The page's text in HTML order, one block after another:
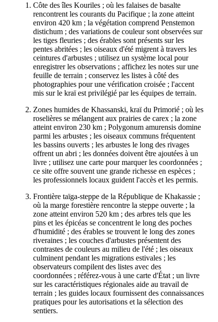
Côte des îles Kouriles ; où les falaises de basalte
rencontrent les courants du Pacifique ; la zone atteint
environ 420 km ; la végétation comprend Penstemon
distichum ; des variations de couleur sont observées sur
les tiges fleuries ; des érables sont présents sur les
pentes abritées ; les oiseaux d'été migrent à travers les
ceintures d'arbustes ; utilisez un système local pour
enregistrer les observations ; affichez les notes sur une
feuille de terrain ; conservez les listes à côté des
photographies pour une vérification croisée ; l'accent
mis sur le kraï est privilégié par les équipes de terrain.
Zones humides de Khassanski, kraï du Primorié ; où les
roselières se mélangent aux prairies de carex ; la zone
atteint environ 230 km ; Polygonum amurensis domine
parmi les arbustes ; les oiseaux communs fréquentent
les bassins ouverts ; les arbustes le long des rivages
offrent un abri ; les données doivent être ajoutées à un
livre ; utilisez une carte pour marquer les coordonnées ;
ce site offre souvent une grande richesse en espèces ;
les professionnels locaux guident l'accès et les permis.
Frontière taïga-steppe de la République de Khakassie ;
où la marge forestière rencontre la steppe ouverte ; la
zone atteint environ 520 km ; des arbres tels que les
pins et les épicéas se concentrent le long des poches
d'humidité ; des érables se trouvent le long des zones
riveraines ; les couches d'arbustes présentent des
contrastes de couleurs au milieu de l'été ; les oiseaux
culminent pendant les migrations estivales ; les
observateurs compilent des listes avec des
coordonnées ; référez-vous à une carte d'État ; un livre
sur les caractéristiques régionales aide au travail de
terrain ; les guides locaux fournissent des connaissances
pratiques pour les autorisations et la sélection des
sentiers.